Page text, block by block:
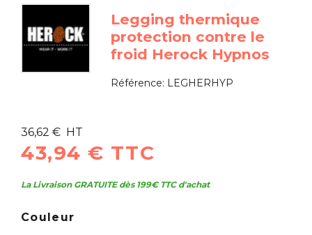
Legging thermique
protection contre le
froid Herock Hypnos
Référence: LEGHERHYP
36,62 € HT
43,94 € TTC
La Livraison GRATUITE dès 199€ TTC d'achat
Couleur